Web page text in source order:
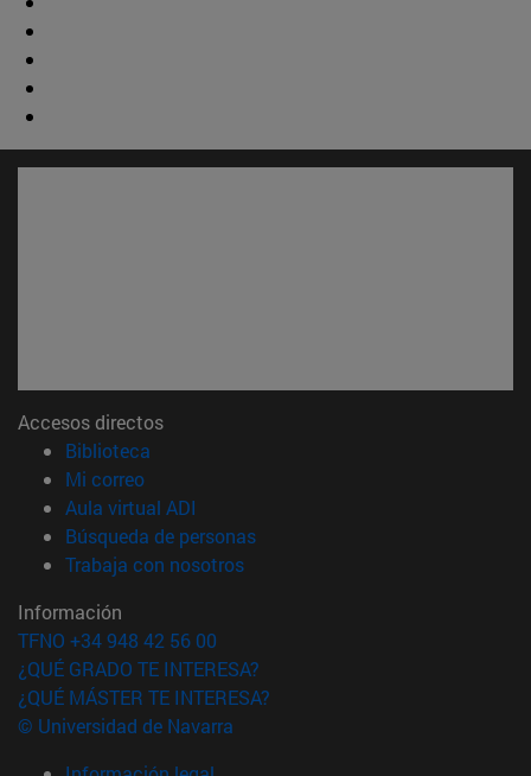
Accesos directos
Biblioteca
Mi correo(abre en nueva ventana)
Aula virtual ADI
Búsqueda de personas(abre en nueva ventana)
Trabaja con nosotros(abre en nueva ventana)
Información
TFNO +34 948 42 56 00
¿QUÉ GRADO TE INTERESA?
¿QUÉ MÁSTER TE INTERESA?
© Universidad de Navarra